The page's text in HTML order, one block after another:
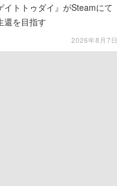
イトトゥダイ』がSteamにて
還を目指す
2026年8月7日